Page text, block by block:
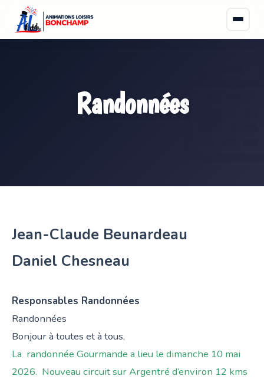
Randonnées
Jean-Claude Beunardeau
Daniel Chesneau
Responsables Randonnées
Randonnées
Bonjour à toutes et à tous,
La randonnée Gourmande a lieu le dimanche 10 mai
2026. Nouveau circuit sur Argentré d’environ 12 kms